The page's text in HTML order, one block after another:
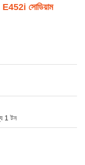
সোডিয়াম
1 টন